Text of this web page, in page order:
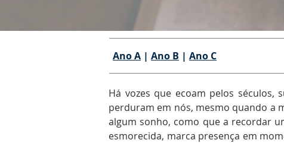
Ano A | Ano B | Ano C
Há vozes que ecoam pelos
perduram em nós, mesmo quando a
algum sonho, como que a recordar
esmorecida, marca presença em